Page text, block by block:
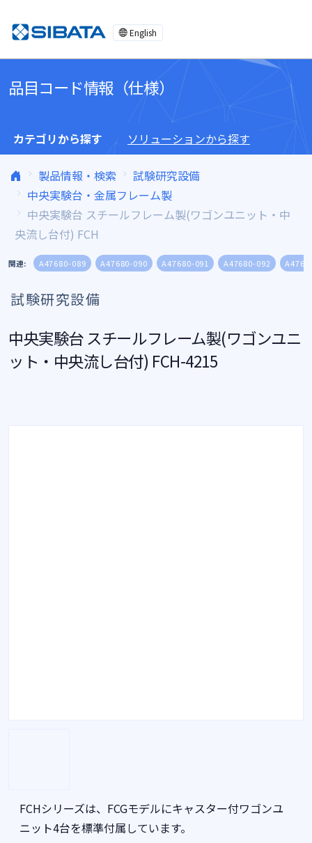
English
品目コード情報（仕様）
カテゴリから探す ソリューションから探す
製品情報・検索
試験研究設備
中央実験台・金属フレーム製
中央実験台 スチールフレーム製(ワゴンユニット・中
央流し台付) FCH
関連: A47680-089 A47680-090 A47680-091 A47680-092
試験研究設備
中央実験台 スチールフレーム製(ワゴンユニ
ット・中央流し台付) FCH-4215
FCHシリーズは、FCGモデルにキャスター付ワゴンユ
ニット4台を標準付属しています。